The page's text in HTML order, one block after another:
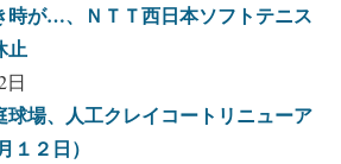
時が…、ＮＴＴ西日本ソフトテニス
止
日
球場、人工クレイコートリニューア
１２日）